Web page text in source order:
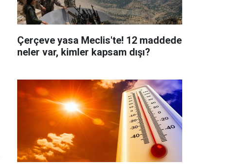
Çerçeve yasa Meclis'te! 12 maddede
neler var, kimler kapsam dışı?